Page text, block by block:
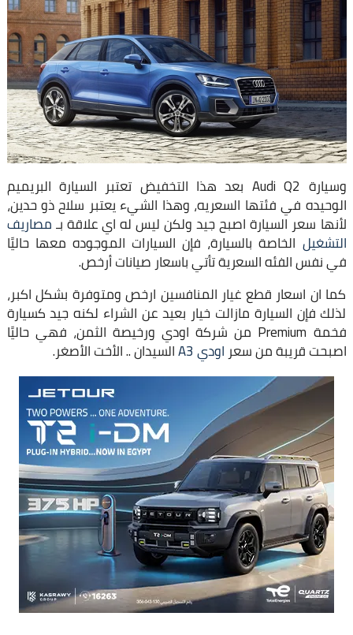
وسيارة Audi Q2 بعد هذا التخفيض تعتبر السيارة البريميم
الوحيده في فئتها السعريه، وهذا الشيء يعتبر سلاح ذو حدين،
لأنها سعر السيارة اصبح جيد ولكن ليس له اي علاقة بـمصاريف
التشغيل الخاصة بالسيارة، فإن السيارات الموجوده معها حاليًا
في نفس الفئه السعرية تأتي باسعار صيانات أرخص.
كما ان اسعار قطع غيار المنافسين ارخص ومتوفرة بشكل اكبر،
لذلك فإن السيارة مازالت خيار بعيد عن الشراء لكنه جيد كسيارة
فخمة Premium من شركة اودي ورخيصة الثمن، فهي حاليًا
اصبحت قريبة من سعر اودي A3 السيدان .. الأخت الأصغر.